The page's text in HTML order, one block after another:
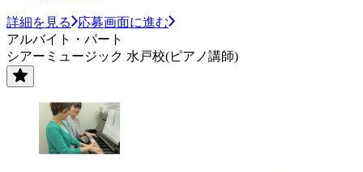
詳細を見る
応募画面に進む
アルバイト・パート
シアーミュージック 水戸校(ピアノ講師)